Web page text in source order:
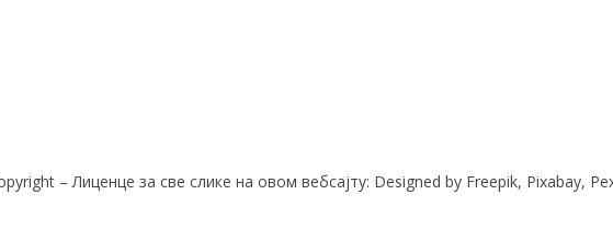
– Лиценце за све слике на овом вебсајту: Designed by Freepik, Pixabay,